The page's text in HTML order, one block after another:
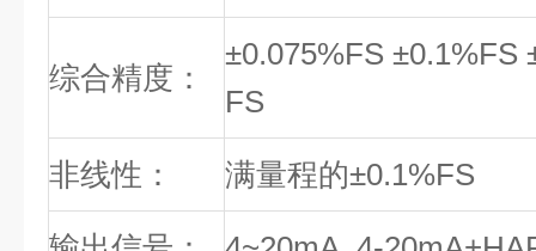
综合精度：
±0.075%FS
FS
非线性： 满量程的±0.1%FS